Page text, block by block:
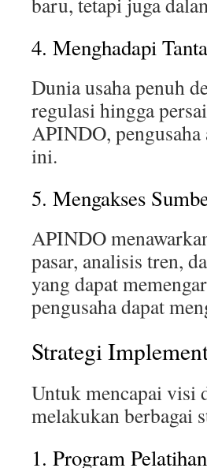
4. Menghadapi
Dunia usaha penuh
regulasi hingga
APINDO,
ini.
5. Mengakses
APINDO
pasar, analisis tren,
yang dapat
pengusaha dapat
Strategi
Untuk mencapai visi
melakukan berbagai
1. Program